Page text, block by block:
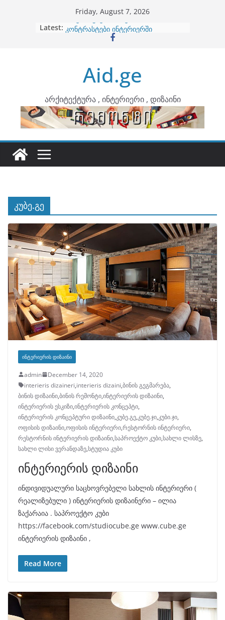
Friday, August 7, 2026
Latest: ბინების გაერთიანება
კონტრასტები ინტერიერში
ინტერიერის დიზიანი
არტემიდი წარმოგიდგენთ
Aid.ge
არქიტექტურა , ინტერიერი , დიზაინი
კუბე.გე
ᲘᲜᲢᲔᲠᲘᲔᲠᲘᲡ ᲓᲘᲖᲐᲘᲜᲘ
admin
December 14, 2020
interieris dizaineri,interieris dizaini,ბინის გეგმარება,
ბინის დიზაინი,ბინის რემონტი,ინტერიერის დიზაინი,
ინტერიერის ესკიზი,ინტერიერის კონცეპტი,
ინტერიერის კონცეპტური დიზაინი,კუბე.გე,კუბე.ჯი,კუბი.ჯი,
ოფისის დიზაინი,ოფისის ინტერიერი,რესტორნის ინტერიერი,
რესტორნის ინტერიერის დიზაინი,საპროექტო კუბი,სახლი ლისზე,
სახლი ლისი ვერანდაზე,სტუდია კუბი
ინტერიერის დიზაინი
ინდივიდუალური საცხოვრებელი სახლის ინტერიერი (
რეალიზებული ) ინტერიერის დიზაინერი – ილია
ზაქარაია . საპროექტო კუბი
https://facebook.com/studiocube.ge www.cube.ge
ინტერიერის დიზაინი ,
Read More